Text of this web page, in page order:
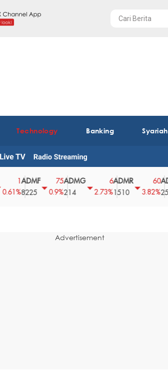
Technology Banking Syariah
ADMF
8225
75
0.9%
ADMG
214
2.73%
ADMR
1510
3.82%
ADRO
2540
Advertisement